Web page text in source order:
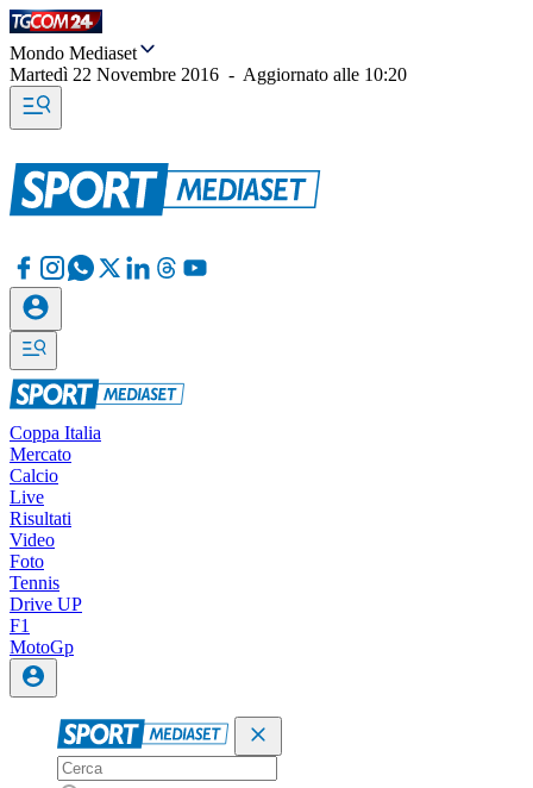
Mondo Mediaset
Martedì 22 Novembre 2016 - Aggiornato alle 10:20
Coppa Italia
Mercato
Calcio
Live
Risultati
Video
Foto
Tennis
Drive UP
F1
MotoGp